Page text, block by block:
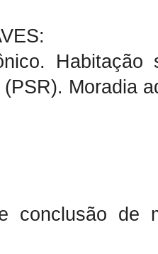
Moradia
conclusão de